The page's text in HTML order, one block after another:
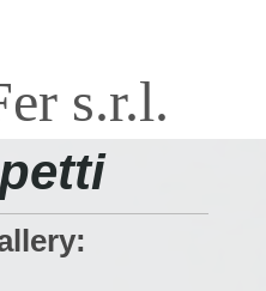
s.r.l.